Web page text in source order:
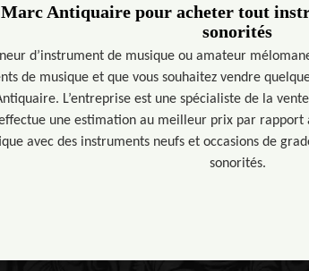
Antiquaire pour acheter tout
sonorités
d’instrument de musique ou amateur
de musique et que vous souhaitez vendre
L’entreprise est une spécialiste de la
une estimation au meilleur prix par rapport
avec des instruments neufs et occasions de
sonorités.